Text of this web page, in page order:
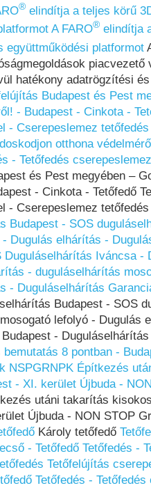
® elindítja a teljes körű
A FARO® elindítja
együttműködési platformot
piacvezető
hatékony adatrögzítési
Budapest és Pest
- Budapest - Cinkota -
- Cserepeslemez tetőfedés
otthona
- Tetőfedés
és Pest megyében –
- Cinkota - Tetőfedő
- Cserepeslemez
Budapest - SOS
Dugulás elhárítás -
Duguláselhárítás Iváncsa -
- duguláselhárítás
- Duguláselhárítás
Budapest - SOS
lefolyó - Dugulás
-
8 pontban -
NSPGRNPK Építkezés
- XI. kerület Újbuda -
utáni takarítás
Újbuda - NON STOP
Károly tetőfedő
- Tetőfedő Tetőfedés -
Tetőfelújítás
Tetőfedés -